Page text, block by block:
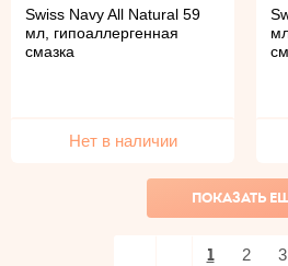
Swiss Navy All Natural 59
мл, гипоаллергенная
смазка
Нет в наличии
ПОКАЗАТЬ
1 2 3